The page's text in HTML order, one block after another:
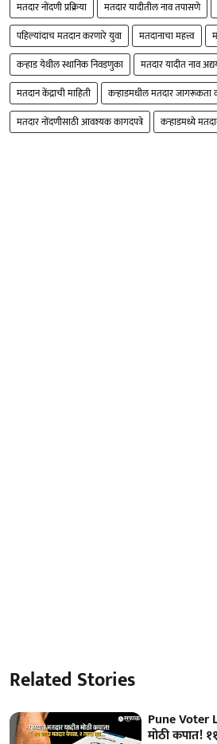
मतदार नोंदणी प्रक्रिया मतदार यादीतील नाव तपासणे
पहिल्यांदाच मतदान करणारे युवा
मतदानाचा महत्त्व
कऱ्हाड येथील स्थानिक निवडणुका
मतदार यादीत नाव
मतदान केंद्राची माहिती
कऱ्हाडमधील मतदार जागरूकता
मतदार नोंदणीसाठी आवश्यक कागदपत्रे
कऱ्हाडमध्ये
Related Stories
Pune Voter
मोठी कपात!